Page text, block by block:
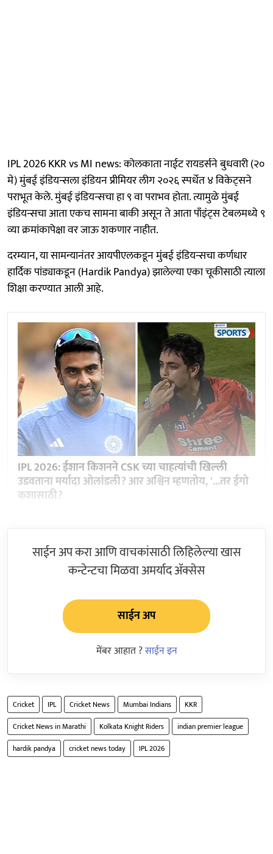
IPL 2026 KKR vs MI news: कोलकाता नाईट रायडर्सने बुधवारी (२०
मे) मुंबई इंडियन्सला इंडियन प्रीमियर लीग २०२६ स्पर्धेत ४ विकेट्सने
पराभूत केले. मुंबई इंडियन्सचा हा ९ वा पराभव होता. त्यामुळे मुंबई
इंडियन्सचा आता एकच सामना बाकी असून ते आता पाँइंट्स टेबलमध्ये ९
व्या क्रमांकापेक्षा वर जाऊ शकणार नाहीत.
दरम्यान, या सामन्यानंतर आयपीएलकडून मुंबई इंडियन्सचा कर्णधार
हार्दिक पांड्याकडून (Hardik Pandya) झालेल्या एका चूकीसाठी त्याला
शिक्षा करण्यात आली आहे.
IPL 2026: ईशान किशनने CSK च्या चाहत्यांची खिल्ली
उडवताना मर्यादा ओलांडली? आर अश्विन म्हणतोय, '...तर ईगो
कशासाठी?
साईन अप करा आणि वाचकांसाठी लिहिलेल्या खास
कन्टेन्टचा मिळवा अमर्याद ॲक्सेस
साईन अप
मेंबर आहात ?साईन इन
Cricket IPL Cricket News Mumbai Indians
KKR
Cricket News in Marathi
Kolkata Knight Riders
indian premier league
hardik pandya
cricket news today IPL 2026